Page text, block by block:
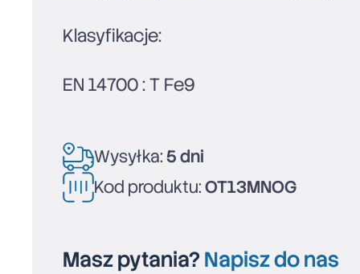
Klasyfikacje:
EN 14700 : T Fe9
Wysyłka:5 dni
Kod produktu:OT13MNOG
Masz pytania? Napisz do nas